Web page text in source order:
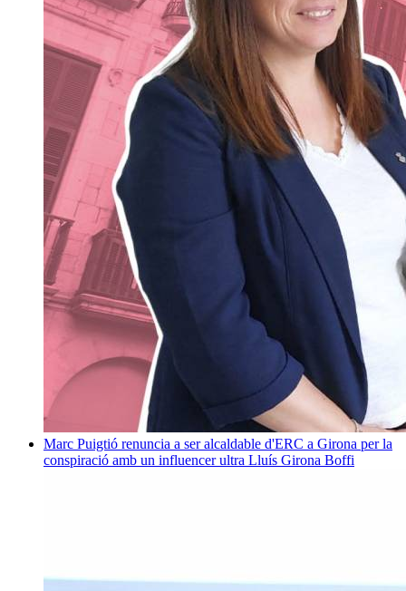
Marc Puigtió renuncia a ser alcaldable d'ERC a Girona per la
conspiració amb un influencer ultra Lluís Girona Boffi